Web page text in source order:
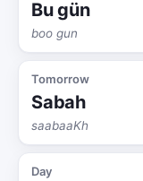
Bu gün
boo gun
Tomorrow
Sabah
saabaaKh
Day